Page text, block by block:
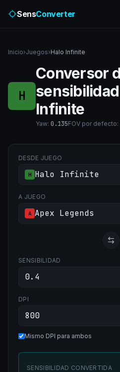
SensConverter
Inicio›Juegos›Halo Infinite
H
Conversor
Infinite
Yaw: 0.135FOV por defecto:
DESDE JUEGO
H Halo Infinite
A JUEGO
A Apex Legends
SENSIBILIDAD
DPI
Mismo DPI para ambos
SENSIBILIDAD CONVERTIDA